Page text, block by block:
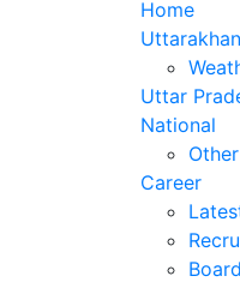
Home
Uttar
National
Career